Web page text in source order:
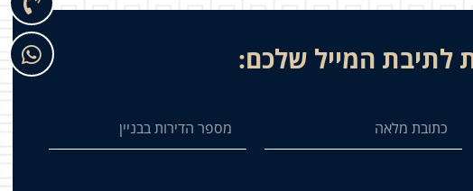
לתיבת המייל שלכם: